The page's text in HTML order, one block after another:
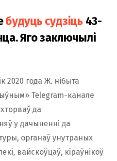
будуць судзіць 43-
Яго заключылі
2020 года Ж. нібыта
Telegram-канале
да
у дачыненні да
органаў унутраных
вайскоўцаў, кіраўнікоў